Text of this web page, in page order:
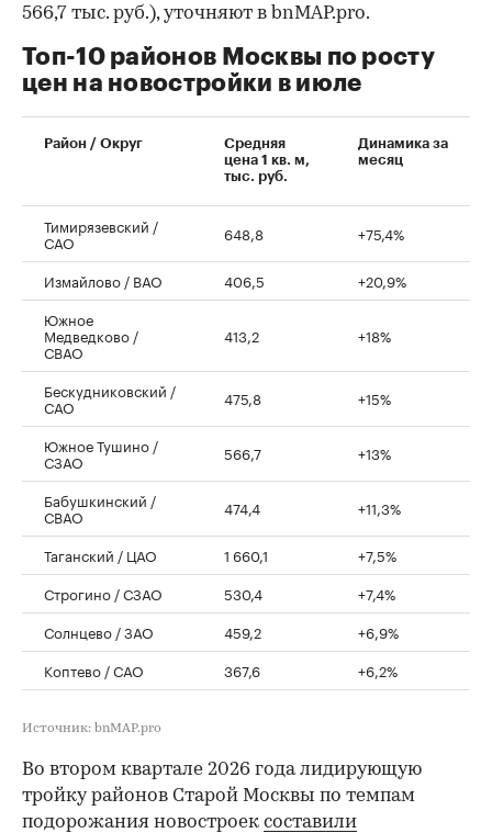
00:00 / 00:00
566,7 тыс. руб.), уточняют в bnMAP.pro.
Топ-10 районов Москвы по росту
цен на новостройки в июле
Район / Округ
Средняя
цена 1 кв. м,
тыс. руб.
Динамика за
месяц
Тимирязевский /
САО 648,8 +75,4%
Измайлово / ВАО 406,5
+20,9%
Южное
Медведково /
СВАО
413,2 +18%
Бескудниковский /
САО 475,8 +15%
Южное Тушино /
СЗАО 566,7 +13%
Бабушкинский /
СВАО 474,4 +11,3%
Таганский / ЦАО 1 660,1
+7,5%
Строгино / СЗАО
530,4
+7,4%
Солнцево / ЗАО
459,2
+6,9%
Коптево / САО
367,6 +6,2%
Источник: bnMAP.pro
Во втором квартале 2026 года лидирующую
тройку районов Старой Москвы по темпам
подорожания новостроек составили